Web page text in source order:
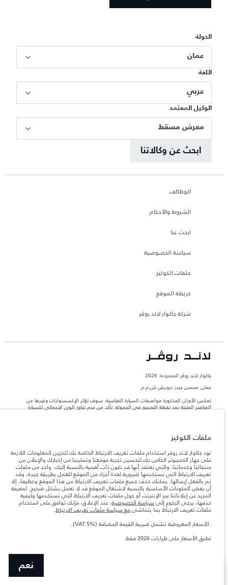
الدولة
عمان
اللغة
عربي
الوكيل المعتمد
معرض مسقط
ابحث عن وكالاتنا
الوظائف
الشروط والأحكام
ابحث عنا
سياسة الخصوصية
ملفات الكوكيز
خريطة الموقع
شركة جاكوار لاند روڤر
جاكوار لاند روڨر المحدودة: 2026
عمان, محسن حيدر درويش ش.م.م
تعكس الأوزان المذكورة مواصفات السيارة القياسية. سوف تؤثر الإكسسوارات وغيرها من
العناصر المثبتة بعد نقطة التصنيع في الحمولة. تأكد من عدم تجاوز الوزن الإجمالي للسيارة
المعلومات والمواصفات والأسعار والألوان المذكورة على هذا الموقع قد تختلف من بلد إلى
آخر، كما أنّها قد تتغير بدون إشعار مسبق. الرجاء التواصل مع وكيلنا المحلي للتأكد من توفّرها
والتحقق من الأسعار.
ملاحظة مهمة حول الصور والمواصفات.إن النقص العالمي في أشباه الموصلات يؤثر حاليًا
في مواصفات تصميم السيارات وتوفر الخيارات وتوقيتات التصاميم. هذا ظرف ديناميكي
للغاية، ونتيجة لذلك، قد لا تمثّل الصور المستخدَمة ضمن موقع الويب حاليًا المواصفات الحالية
بالكامل بالنسبة إلى الميزات والخيارات والحلية ومجموعات الألوان. يرجى استشارة وكيلك الذي
سيتمكّن من تأكيد أي تقييدات حالية معك للسماح لك باتخاذ قرار مدروس
الأرقام المقدمة هي نتيجة لاختبارات المصنع الرسمية وفقاً لتشريعات الاتحاد الأوروبي. قد
يتباين استهلك الوقود الفعلي للمركبة عن ذلك المتحقق في تلك الاختبارات كما أن هذه
الأرقام بغرض المقارنة فحسب.
الأسعار تنطبق فقط على الطرازات المصنعة في عام 2026.‎‎‎
ملفات الكوكيز
تود جاكوار لاند روڤر استخدام ملفات تعريف الارتباط الخاصة بك لتخزين المعلومات اللازمة
على جهاز الكمبيوتر الخاص بك لتحسين تجربة موقعنا وتمكيننا من إخبارك والإعلان عن
منتجاتنا وخدماتنا، والتي نعتقد أنها قد تكون ذات أهمية بالنسبة إليك. واحد من ملفات
تعريف الارتباط التي نستخدمها ضرورية لعدة أجزاء من الموقع للعمل بطريقة جيدة، وقد
تم بالفعل إرسالها. يمكنك حذف جميع ملفات تعريف الارتباط من هذا الموقع وحظرها، إلا
أن بعض المكونات الأساسية بالنسبة لاشتغال الموقع قد لا تعمل بشكل صحيح. لمعرفة
المزيد عن إعلاناتنا عبر الإنترنت أو حول ملفات تعريف الارتباط التي نستخدمها وكيفية
حذفها، يرجى الرجوع إلى سياسة الخصوصية. عند الإغلاق، فإنك توافق على استخدام
ملفات تعريف الارتباط بما يتماشىمع سياسة ملفات تعريف الارتباط.
.الأسعار المعروضة تشمل ضريبة القيمة المضافة (VAT 5%).
تطبق الأسعار على طرازات 2026 فقط.
نعم
ابحث عن وكيل